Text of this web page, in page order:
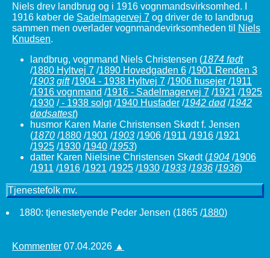
Niels drev landbrug og i 1916 vognmandsvirksomhed. I
1916 køber de Sadelmagervej 7 og driver de to landbrug
sammen men overlader vognmandevirksomheden til
Niels
Knudsen.
landbrug, vognmand Niels Christensen (1874 født
/1880 Hyltvej 7 /1890 Hovedgaden 6 /1901 Renden 3
/1903 gift/1904 - 1938 Hyltvej 7 /1906 husejer /1911
/1916 vognmand /1916 - Sadelmagervej 7 /1921 /1925
/1930 /- 1938 solgt/1940 Husfader /1942 død/1942
dødsattest)
husmor Karen Marie Christensen Skødt f. Jensen
(1870 /1880 /1901 /1903 /1906 /1911 /1916 /1921
/1925 /1930 /1940 /1953)
datter Karen Nielsine Christensen Skødt(1904 /1906
/1911 /1916 /1921 /1925 /1930 /1933 /1936 /1936)
Tjenestefolk mv.
1880: tjenestetyende Peder Jensen (1865 /1880)
Kommenter 07.04.2026 ▲